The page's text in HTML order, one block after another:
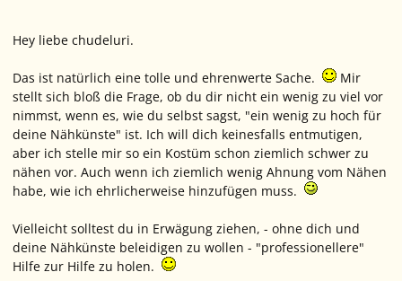
Hey liebe chudeluri.
Das ist natürlich eine tolle und ehrenwerte Sache.
Mir
stellt sich bloß die Frage, ob du dir nicht ein wenig zu viel vor
nimmst, wenn es, wie du selbst sagst, "ein wenig zu hoch für
deine Nähkünste" ist. Ich will dich keinesfalls entmutigen,
aber ich stelle mir so ein Kostüm schon ziemlich schwer zu
nähen vor. Auch wenn ich ziemlich wenig Ahnung vom Nähen
habe, wie ich ehrlicherweise hinzufügen muss.
Vielleicht solltest du in Erwägung ziehen, - ohne dich und
deine Nähkünste beleidigen zu wollen - "professionellere"
Hilfe zur Hilfe zu holen.